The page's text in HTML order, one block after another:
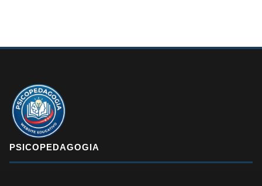
PSICOPEDAGOGIA